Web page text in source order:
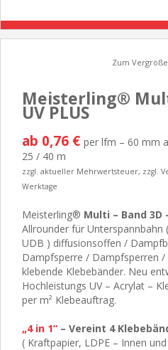
Zum
Meisterling®
UV PLUS
ab 0,76 € per lfm – 60 mm
25 / 40 m
zzgl. aktueller Mehrwertsteuer, zzgl.
Werktage
Meisterling® Multi – Band 3D
Allrounder für Unterspannbahn
UDB ) diffusionsoffen /
Dampfsperre / Dampfsperren
klebende Klebebänder. Neu
Hochleistungs UV – Acrylat –
per m² Klebeauftrag.
„4 in 1“ – Vereint 4
( Kraftpapier, LDPE – Innen